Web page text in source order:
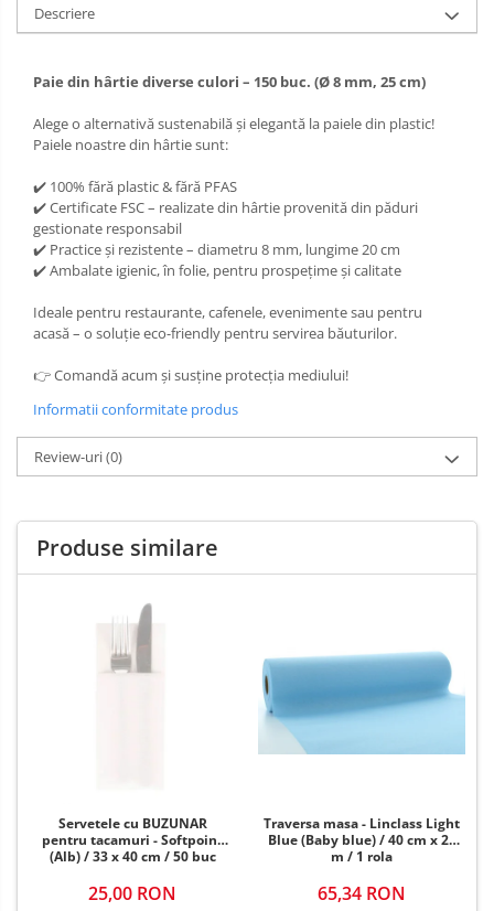
DECOR BABY SHOWER
Descriere
Paie din hârtie diverse culori – 150 buc. (Ø 8 mm, 25 cm)
Alege o alternativă sustenabilă și elegantă la paiele din plastic!
Paiele noastre din hârtie sunt:
✔️ 100% fără plastic & fără PFAS
✔️ Certificate FSC – realizate din hârtie provenită din păduri
gestionate responsabil
✔️ Practice și rezistente – diametru 8 mm, lungime 20 cm
✔️ Ambalate igienic, în folie, pentru prospețime și calitate
Ideale pentru restaurante, cafenele, evenimente sau pentru
acasă – o soluție eco-friendly pentru servirea băuturilor.
👉 Comandă acum și susține protecția mediului!
Informatii conformitate produs
Review-uri(0)
Produse similare
Servetele cu BUZUNAR
pentru tacamuri - Softpoint
(Alb) / 33 x 40 cm / 50 buc
25,00 RON
Traversa masa - Linclass Light
Blue (Baby blue) / 40 cm x 24
m / 1 rola
65,34 RON